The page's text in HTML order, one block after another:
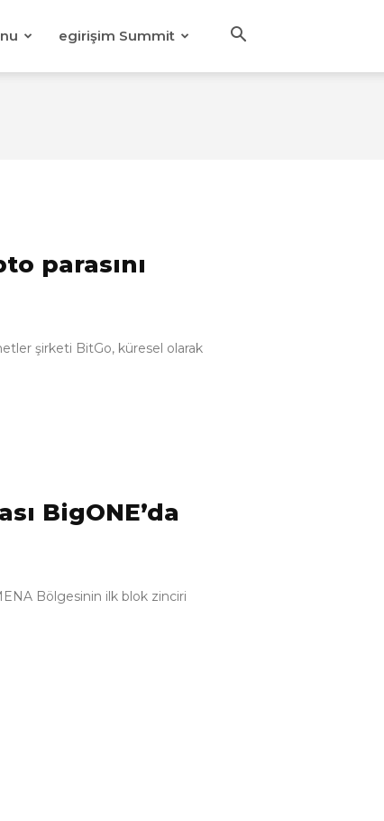
egirişim Summit
parasını
şirketi BitGo, küresel olarak
BigONE’da
Bölgesinin ilk blok zinciri